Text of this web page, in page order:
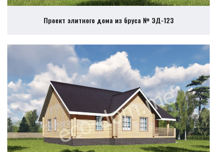
Проект элитного дома из бруса № ЭД-123